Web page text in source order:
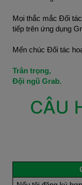
Mọi thắc mắc Đối
tiếp trên ứng dụng
Mến chúc Đối tác
Trân trọng,
Đội ngũ Grab.
CÂU